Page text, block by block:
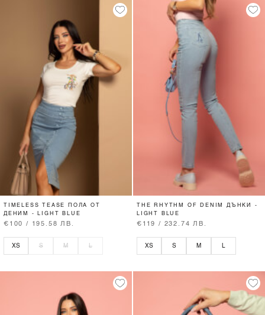
TIMELESS TEASE ПОЛА ОТ
ДЕНИМ - LIGHT BLUE
€100 / 195.58 ЛВ.
XS S M L
THE RHYTHM OF DENIM ДЪНКИ -
LIGHT BLUE
€119 / 232.74 ЛВ.
XS S M L